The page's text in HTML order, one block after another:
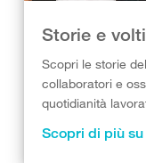
Storie e
Scopri le storie
collaboratori e
quotidianità
Scopri di più su